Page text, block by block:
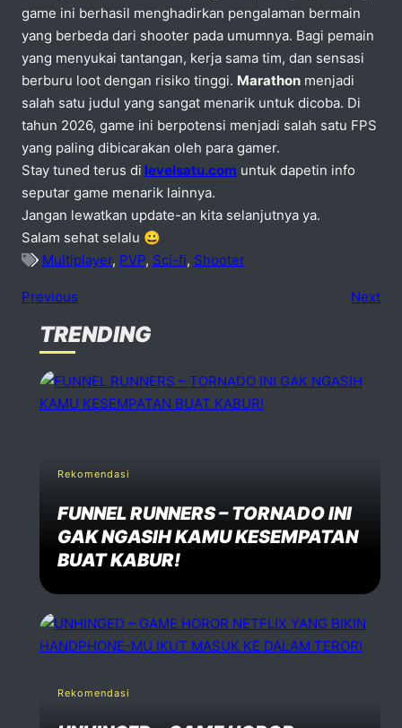
game ini berhasil menghadirkan pengalaman bermain
yang berbeda dari shooter pada umumnya. Bagi pemain
yang menyukai tantangan, kerja sama tim, dan sensasi
berburu loot dengan risiko tinggi. Marathon menjadi
salah satu judul yang sangat menarik untuk dicoba. Di
tahun 2026, game ini berpotensi menjadi salah satu FPS
yang paling dibicarakan oleh para gamer.
Stay tuned terus di levelsatu.com untuk dapetin info
seputar game menarik lainnya.
Jangan lewatkan update-an kita selanjutnya ya.
Salam sehat selalu 😀
Multiplayer, PVP, Sci-fi, Shooter
Previous Next
No comments
Your email address will not be published. Required fiels
Name *
Email *
Website
Comment *
TRENDING
Rekomendasi
FUNNEL RUNNERS – TORNADO INI
GAK NGASIH KAMU KESEMPATAN
BUAT KABUR!
Rekomendasi